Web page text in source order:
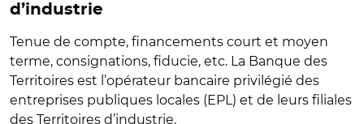
d’industrie
Tenue de compte, financements court et moyen
terme, consignations, fiducie, etc. La Banque des
Territoires est l’opérateur bancaire privilégié des
entreprises publiques locales (EPL) et de leurs filiales
des Territoires d’industrie.